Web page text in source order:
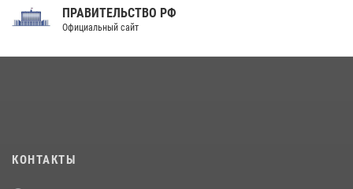
Праздник «Один день с Росгвардией» к 105-летию Центрального
ПРАВИТЕЛЬСТВО РФ
Официальный сайт
КОНТАКТЫ